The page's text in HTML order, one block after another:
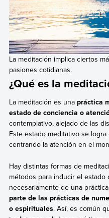
La meditación implica ciertos
pasiones cotidianas.
¿Qué es la
La meditación es una práctica
estado de conciencia o
contemplativo, alejado de las
Este estado meditativo se
centrando la atención en el
Hay distintas formas de
métodos para inducir el
necesariamente de una
parte de las prácticas de
o espirituales. Así, es común